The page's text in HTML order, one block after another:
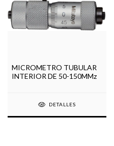
MICROMETRO TUBULAR
INTERIOR DE 50-150MMz
DETALLES